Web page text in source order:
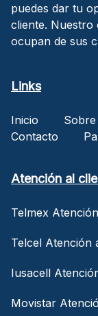
puedes dar tu
cliente. Nuestro
ocupan de sus
Links
Inicio Sobre
Contacto
Atención al
Telmex
Telcel Atención
Iusacell
Movistar